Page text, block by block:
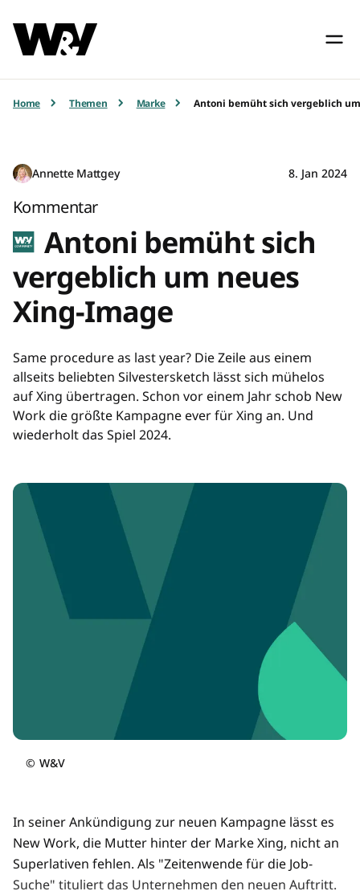
Home Themen Marke Antoni bemüht sich vergeblich
Annette Mattgey 8. Jan 2024
Kommentar
Antoni bemüht sich
vergeblich um neues
Xing-Image
Same procedure as last year? Die Zeile aus einem
allseits beliebten Silvestersketch lässt sich mühelos
auf Xing übertragen. Schon vor einem Jahr schob New
Work die größte Kampagne ever für Xing an. Und
wiederholt das Spiel 2024.
© W&V
In seiner Ankündigung zur neuen Kampagne lässt es
New Work, die Mutter hinter der Marke Xing, nicht an
Superlativen fehlen. Als "Zeitenwende für die Job-
Suche" tituliert das Unternehmen den neuen Auftritt.